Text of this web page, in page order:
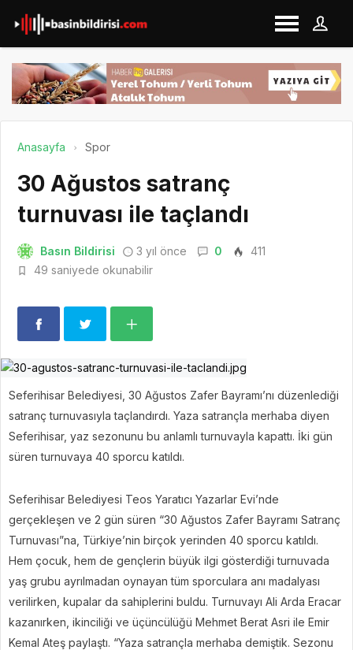
Anasayfa Spor
30 Ağustos satranç
turnuvası ile taçlandı
Basın Bildirisi 3 yıl önce 0
411
49 saniyede okunabilir
Seferihisar Belediyesi, 30 Ağustos Zafer Bayramı’nı düzenlediği
satranç turnuvasıyla taçlandırdı. Yaza satrançla merhaba diyen
Seferihisar, yaz sezonunu bu anlamlı turnuvayla kapattı. İki gün
süren turnuvaya 40 sporcu katıldı.
Seferihisar Belediyesi Teos Yaratıcı Yazarlar Evi’nde
gerçekleşen ve 2 gün süren “30 Ağustos Zafer Bayramı Satranç
Turnuvası”na, Türkiye’nin birçok yerinden 40 sporcu katıldı.
Hem çocuk, hem de gençlerin büyük ilgi gösterdiği turnuvada
yaş grubu ayrılmadan oynayan tüm sporculara anı madalyası
verilirken, kupalar da sahiplerini buldu. Turnuvayı Ali Arda Eracar
kazanırken, ikinciliği ve üçüncülüğü Mehmet Berat Asri ile Emir
Kemal Ateş paylaştı. “Yaza satrançla merhaba demiştik. Sezonu